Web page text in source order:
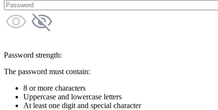
Password strength:
The password must contain:
8 or more characters
Uppercase and lowercase letters
At least one digit and special character